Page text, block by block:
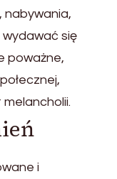
nabywania,
się
poważne,
i